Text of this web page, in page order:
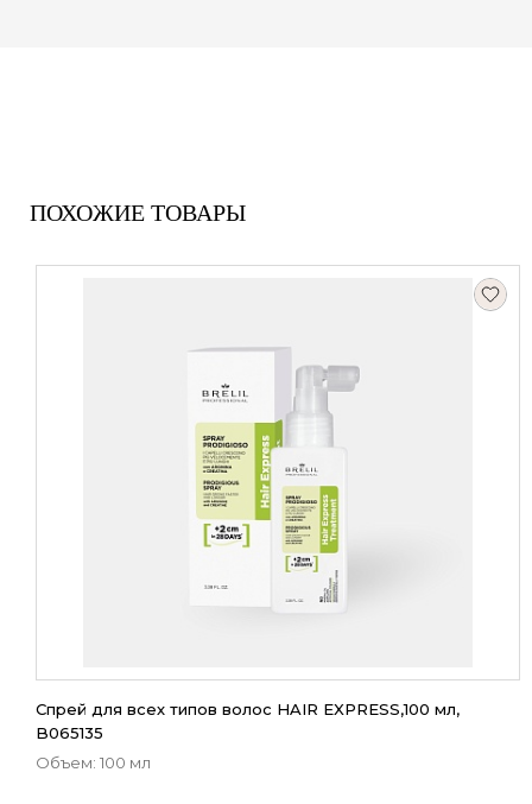
ПОХОЖИЕ ТОВАРЫ
Спрей для всех типов волос HAIR EXPRESS,100 мл,
B065135
Объем: 100 мл